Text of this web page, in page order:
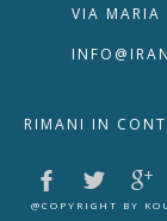
VIA MARIA
RIMANI IN
@COPYRIGHT BY
Disattiva
Evidenzia